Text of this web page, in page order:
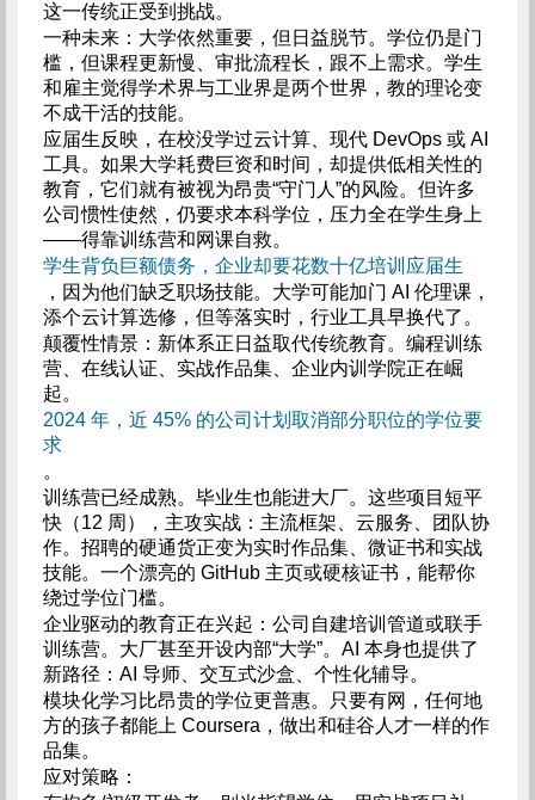
这一传统正受到挑战。
一种未来：大学依然重要，但日益脱节。学位仍是门
槛，但课程更新慢、审批流程长，跟不上需求。学生
和雇主觉得学术界与工业界是两个世界，教的理论变
不成干活的技能。
应届生反映，在校没学过云计算、现代 DevOps 或 AI
工具。如果大学耗费巨资和时间，却提供低相关性的
教育，它们就有被视为昂贵“守门人”的风险。但许多
公司惯性使然，仍要求本科学位，压力全在学生身上
——得靠训练营和网课自救。
学生背负巨额债务，企业却要花数十亿培训应届生
，因为他们缺乏职场技能。大学可能加门 AI 伦理课，
添个云计算选修，但等落实时，行业工具早换代了。
颠覆性情景：新体系正日益取代传统教育。编程训练
营、在线认证、实战作品集、企业内训学院正在崛
起。
2024 年，近 45% 的公司计划取消部分职位的学位要
求
。
训练营已经成熟。毕业生也能进大厂。这些项目短平
快（12 周），主攻实战：主流框架、云服务、团队协
作。招聘的硬通货正变为实时作品集、微证书和实战
技能。一个漂亮的 GitHub 主页或硬核证书，能帮你
绕过学位门槛。
企业驱动的教育正在兴起：公司自建培训管道或联手
训练营。大厂甚至开设内部“大学”。AI 本身也提供了
新路径：AI 导师、交互式沙盒、个性化辅导。
模块化学习比昂贵的学位更普惠。只要有网，任何地
方的孩子都能上 Coursera，做出和硅谷人才一样的作
品集。
应对策略：